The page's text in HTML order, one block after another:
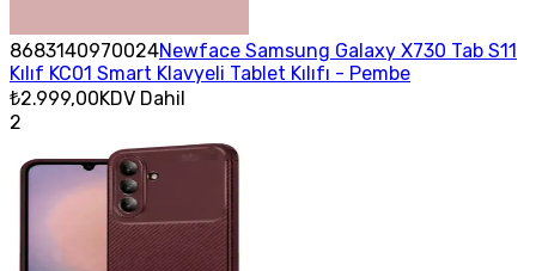
8683140970024Newface Samsung Galaxy X730 Tab S11
Kılıf KC01 Smart Klavyeli Tablet Kılıfı - Pembe
₺2.999,00KDV Dahil
2